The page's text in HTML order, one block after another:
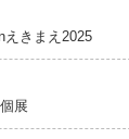
えきまえ2025
展